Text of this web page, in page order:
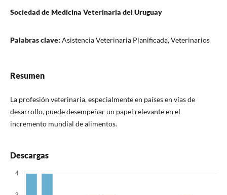
Sociedad de Medicina Veterinaria del Uruguay
Palabras clave: Asistencia Veterinaria Planificada, Veterinarios
Resumen
La profesión veterinaria, especialmente en países en vías de
desarrollo, puede desempeñar un papel relevante en el
incremento mundial de alimentos.
Descargas